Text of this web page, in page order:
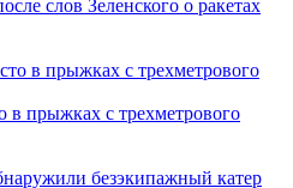
слов Зеленского о ракетах
в прыжках с трехметрового